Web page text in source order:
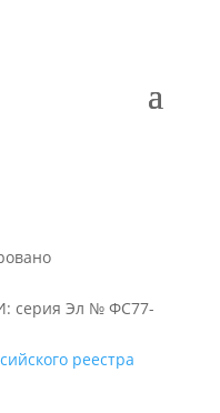
серия Эл № ФС77-
реестра